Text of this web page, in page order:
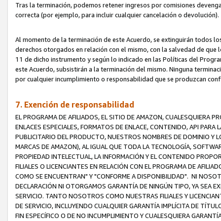
Tras la terminación, podemos retener ingresos por comisiones
correcta (por ejemplo, para incluir cualquier cancelación o devolución).
Al momento de la terminación de este Acuerdo, se extinguirán todos
derechos otorgados en relación con el mismo, con la salvedad de
11 de dicho instrumento y según lo indicado en las Políticas del
este Acuerdo, subsistirán a la terminación del mismo. Ninguna
por cualquier incumplimiento o responsabilidad que se produzcan
7. Exención de responsabilidad
EL PROGRAMA DE AFILIADOS, EL SITIO DE AMAZON, CUALESQUIERA
ENLACES ESPECIALES, FORMATOS DE ENLACE, CONTENIDO, API
PUBLICITARIO DEL PRODUCTO, NUESTROS NOMBRES DE DOMINIO Y
MARCAS DE AMAZON), AL IGUAL QUE TODA LA TECNOLOGÍA,
PROPIEDAD INTELECTUAL, LA INFORMACIÓN Y EL CONTENIDO
FILIALES O LICENCIANTES EN RELACIÓN CON EL PROGRAMA DE
COMO SE ENCUENTRAN" Y "CONFORME A DISPONIBILIDAD". NI
DECLARACIÓN NI OTORGAMOS GARANTÍA DE NINGÚN TIPO, YA SEA
SERVICIO. TANTO NOSOTROS COMO NUESTRAS FILIALES Y
DE SERVICIO, INCLUYENDO CUALQUIER GARANTÍA IMPLÍCITA DE
FIN ESPECÍFICO O DE NO INCUMPLIMIENTO Y CUALESQUIERA